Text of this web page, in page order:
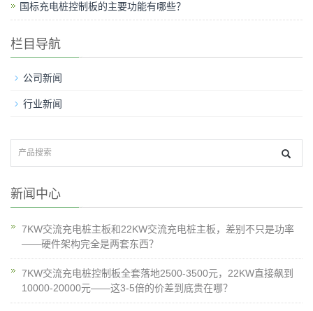
国标充电桩控制板的主要功能有哪些？
栏目导航
公司新闻
行业新闻
新闻中心
7KW交流充电桩主板和22KW交流充电桩主板，差别不只是功率
——硬件架构完全是两套东西？
7KW交流充电桩控制板全套落地2500-3500元，22KW直接飙到
10000-20000元——这3-5倍的价差到底贵在哪？